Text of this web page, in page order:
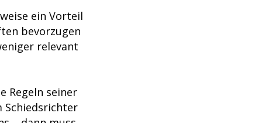
ein Vorteil
bevorzugen
relevant
Regeln seiner
Schiedsrichter